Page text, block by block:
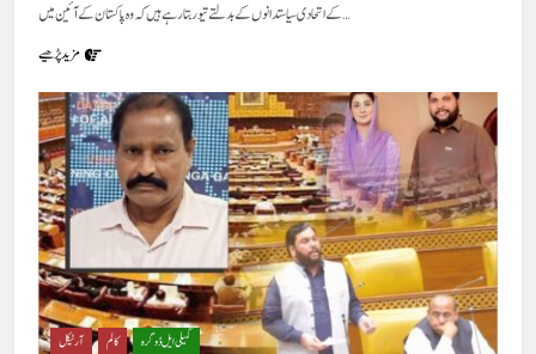
کے اتحادی سیاستدانوں کے بدلتے تیور بتا رہے ہیں کہ وہ پاکستان کے آئین میں…
مزید پڑھیے
آرٹیکل کالم گمیلی ایل ڈوگرہ